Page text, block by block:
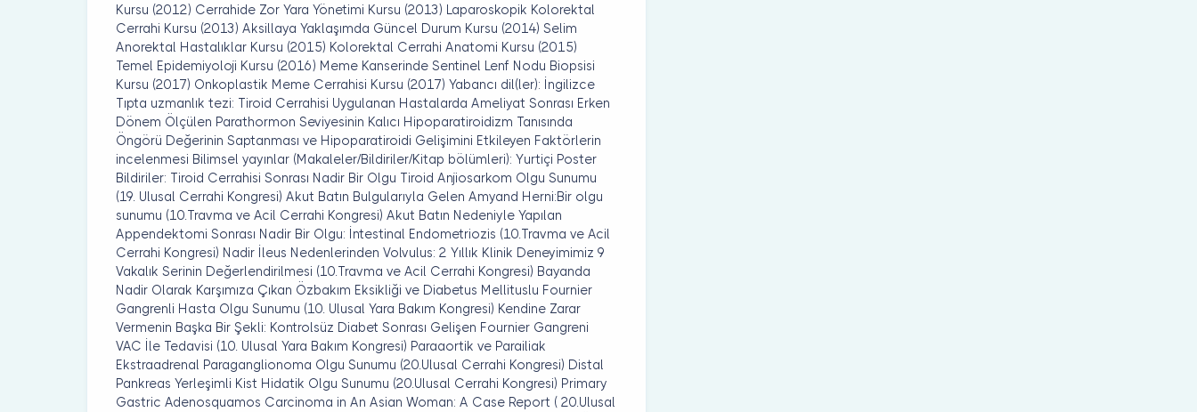
Kursu (2012) Cerrahide Zor Yara Yönetimi Kursu (2013) Laparoskopik Kolorektal
Cerrahi Kursu (2013) Aksillaya Yaklaşımda Güncel Durum Kursu (2014) Selim
Anorektal Hastalıklar Kursu (2015) Kolorektal Cerrahi Anatomi Kursu (2015)
Temel Epidemiyoloji Kursu (2016) Meme Kanserinde Sentinel Lenf Nodu Biopsisi
Kursu (2017) Onkoplastik Meme Cerrahisi Kursu (2017) Yabancı dil(ler): İngilizce
Tıpta uzmanlık tezi: Tiroid Cerrahisi Uygulanan Hastalarda Ameliyat Sonrası Erken
Dönem Ölçülen Parathormon Seviyesinin Kalıcı Hipoparatiroidizm Tanısında
Öngörü Değerinin Saptanması ve Hipoparatiroidi Gelişimini Etkileyen Faktörlerin
incelenmesi Bilimsel yayınlar (Makaleler/Bildiriler/Kitap bölümleri): Yurtiçi Poster
Bildiriler: Tiroid Cerrahisi Sonrası Nadir Bir Olgu Tiroid Anjiosarkom Olgu Sunumu
(19. Ulusal Cerrahi Kongresi) Akut Batın Bulgularıyla Gelen Amyand Herni:Bir olgu
sunumu (10.Travma ve Acil Cerrahi Kongresi) Akut Batın Nedeniyle Yapılan
Appendektomi Sonrası Nadir Bir Olgu: İntestinal Endometriozis (10.Travma ve Acil
Cerrahi Kongresi) Nadir İleus Nedenlerinden Volvulus: 2 Yıllık Klinik Deneyimimiz 9
Vakalık Serinin Değerlendirilmesi (10.Travma ve Acil Cerrahi Kongresi) Bayanda
Nadir Olarak Karşımıza Çıkan Özbakım Eksikliği ve Diabetus Mellituslu Fournier
Gangrenli Hasta Olgu Sunumu (10. Ulusal Yara Bakım Kongresi) Kendine Zarar
Vermenin Başka Bir Şekli: Kontrolsüz Diabet Sonrası Gelişen Fournier Gangreni
VAC İle Tedavisi (10. Ulusal Yara Bakım Kongresi) Paraaortik ve Parailiak
Ekstraadrenal Paraganglionoma Olgu Sunumu (20.Ulusal Cerrahi Kongresi) Distal
Pankreas Yerleşimli Kist Hidatik Olgu Sunumu (20.Ulusal Cerrahi Kongresi) Primary
Gastric Adenosquamos Carcinoma in An Asian Woman: A Case Report ( 20.Ulusal